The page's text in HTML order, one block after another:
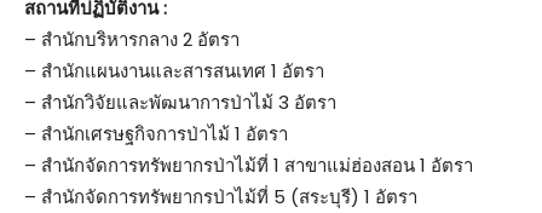
สถานที่ปฏิบัติงาน :
– สำนักบริหารกลาง 2 อัตรา
– สำนักแผนงานและสารสนเทศ 1 อัตรา
– สำนักวิจัยและพัฒนาการป่าไม้ 3 อัตรา
– สำนักเศรษฐกิจการป่าไม้ 1 อัตรา
– สำนักจัดการทรัพยากรป่าไม้ที่ 1 สาขาแม่ฮ่องสอน 1 อัตรา
– สำนักจัดการทรัพยากรป่าไม้ที่ 5 (สระบุรี) 1 อัตรา